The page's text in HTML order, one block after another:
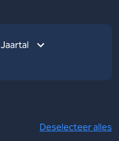
Jaartal
Deselecteer alles